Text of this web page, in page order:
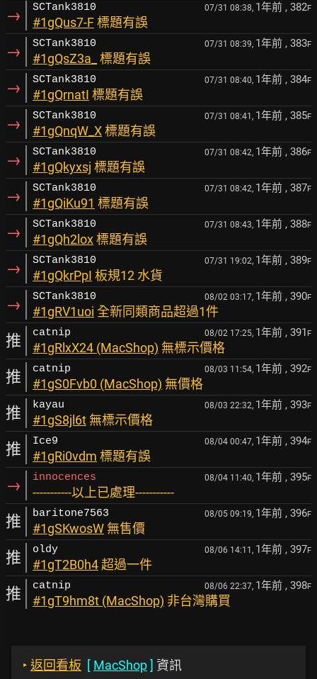
→ SCTank3810 07/31 08:38, 1年前 , 382F
#1gQus7-F標題有誤
→ SCTank3810 07/31 08:39, 1年前 , 383F
#1gQsZ3a_ 標題有誤
→ SCTank3810 07/31 08:40, 1年前 , 384F
#1gQrnatI 標題有誤
→ SCTank3810 07/31 08:41, 1年前 , 385F
#1gQnqW_X標題有誤
→ SCTank3810 07/31 08:42, 1年前 , 386F
#1gQkyxsj 標題有誤
→ SCTank3810 07/31 08:42, 1年前 , 387F
#1gQiKu91 標題有誤
→ SCTank3810 07/31 08:43, 1年前 , 388F
#1gQh2lox標題有誤
→ SCTank3810 07/31 19:02, 1年前 , 389F
#1gQkrPpI 板規12 水貨
→ SCTank3810 08/02 03:17, 1年前 , 390F
#1gRV1uoi 全新同類商品超過1件
推 catnip 08/02 17:25, 1年前 , 391 F
#1gRlxX24 (MacShop) 無標示價格
推 catnip 08/03 11:54, 1年前 , 392F
#1gS0Fvb0 (MacShop) 無價格
推 kayau 08/03 22:32, 1年前 , 393F
#1gS8jl6t 無標示價格
推 Ice9 08/04 00:47, 1年前 , 394F
#1gRi0vdm 標題有誤
→ innocences 08/04 11:40, 1年前 , 395F
-----------以上已處理-----------
推 baritone7563 08/05 09:19, 1年前 , 396F
#1gSKwosW 無售價
推 oldy 08/06 14:11, 1年前 , 397F
#1gT2B0h4 超過一件
推 catnip 08/06 22:37, 1年前 , 398F
#1gT9hm8t (MacShop) 非台灣購買
‣ 返回看板 [ MacShop] 資訊